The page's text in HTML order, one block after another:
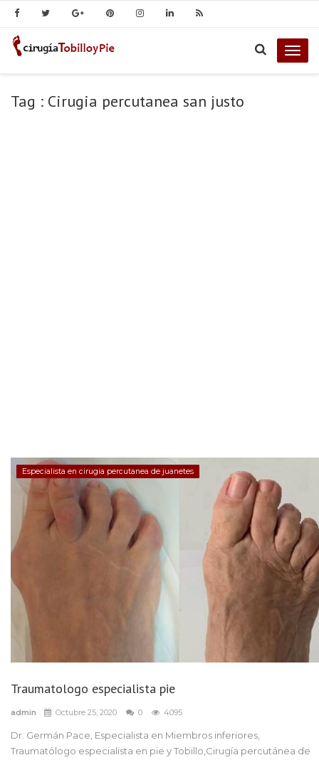
Tag : Cirugia percutanea san justo
Especialista en cirugia percutanea de juanetes
Traumatologo especialista pie
admin Octubre 25, 2020 0 4095
Dr. Germán Pace, Especialista en Miembros inferiores,
Traumatólogo especialista en pie y Tobillo,Cirugía percutánea de